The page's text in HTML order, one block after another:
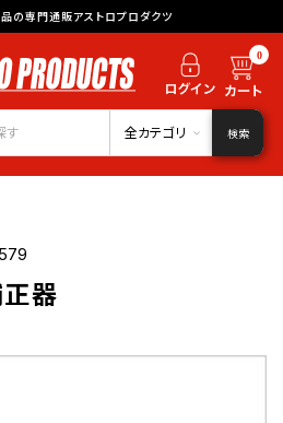
の専門通販アストロプロダクツ
0
全カテゴリ 検索
器